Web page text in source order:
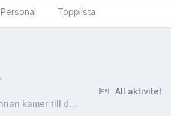
Personal Topplista
All aktivitet
Från kamera till en annan kamer till datorn??